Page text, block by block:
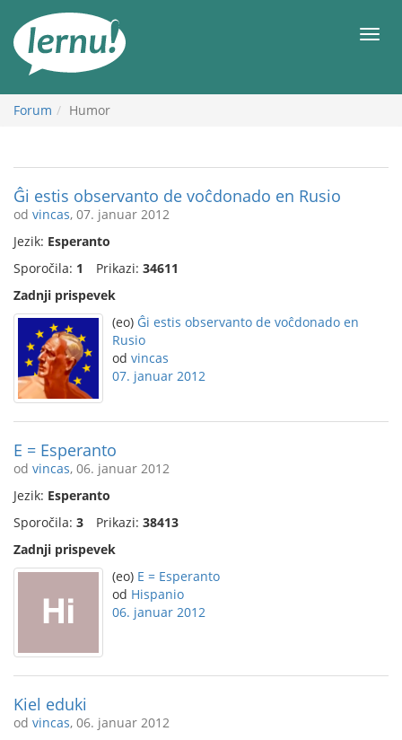
vsebini
Meni
Forum Humor
Ĝi estis observanto de voĉdonado en Rusio
od vincas, 07. januar 2012
Jezik: Esperanto
Sporočila: 1 Prikazi: 34611
Zadnji prispevek
(eo) Ĝi estis observanto de voĉdonado en
Rusio
od vincas
07. januar 2012
E = Esperanto
od vincas, 06. januar 2012
Jezik: Esperanto
Sporočila: 3 Prikazi: 38413
Zadnji prispevek
(eo) E = Esperanto
od Hispanio
06. januar 2012
Kiel eduki
od vincas, 06. januar 2012